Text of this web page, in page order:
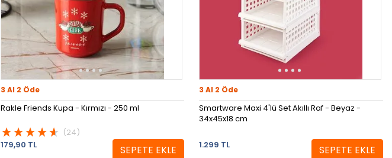
3 Al 2 Öde
Rakle Friends Kupa - Kırmızı - 250 ml
(24)
179,90 TL
SEPETE EKLE
3 Al 2 Öde
Smartware Maxi 4'lü Set Akıllı Raf - Beyaz -
34x45x18 cm
1.299 TL SEPETE EKLE